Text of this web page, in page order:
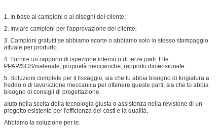
1. In base ai campioni o ai disegni del cliente;
2. Inviare campioni per l'approvazione del cliente;
3. Campioni gratuiti se abbiamo scorte o abbiamo solo lo stesso stampaggio
attuale per produrlo.
4. Fornire un rapporto di ispezione interno o di terze parti. File
PPAP/SGS/materiale, proprietà meccaniche, rapporto dimensionale.
5. Soluzioni complete per il fissaggio, sia che tu abbia bisogno di forgiatura a
freddo o di lavorazione meccanica per ottenere queste parti, sia che tu abbia
bisogno di consigli di progettazione,
aiuto nella scelta della tecnologia giusta o assistenza nella revisione di un
progetto esistente per l'efficienza dei costi e la qualità,
Abbiamo la soluzione per te.